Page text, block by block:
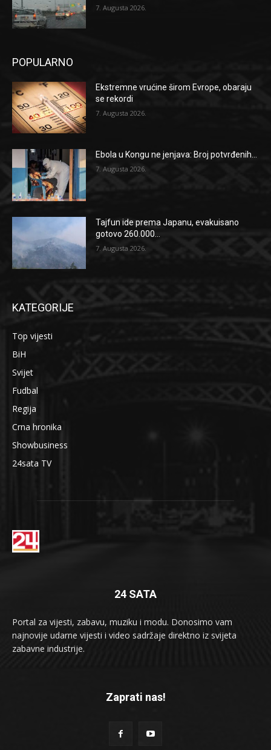
7. Augusta 2026.
POPULARNO
Ekstremne vrućine širom Evrope, obaraju
se rekordi
7. Augusta 2026.
Ebola u Kongu ne jenjava: Broj potvrđenih...
7. Augusta 2026.
Tajfun ide prema Japanu, evakuisano
gotovo 260.000...
7. Augusta 2026.
KATEGORIJE
Top vijesti
BiH
Svijet
Fudbal
Regija
Crna hronika
Showbusiness
24sata TV
24 SATA
Portal za vijesti, zabavu, muziku i modu. Donosimo vam
najnovije udarne vijesti i video sadržaje direktno iz svijeta
zabavne industrije.
Zaprati nas!